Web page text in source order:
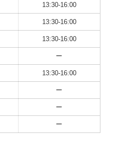
13:30-16:00
13:30-16:00
13:30-16:00
ー
13:30-16:00
ー
ー
ー